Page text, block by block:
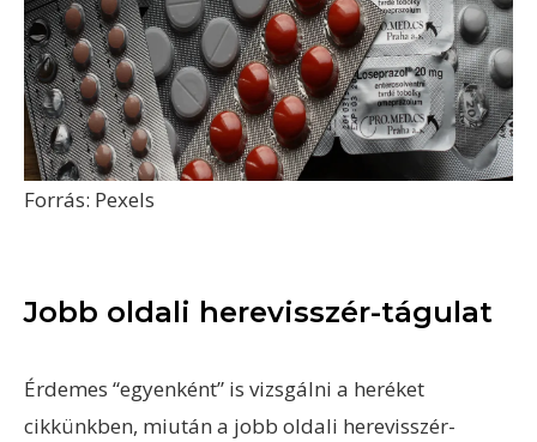
Forrás: Pexels
Jobb oldali herevisszér-tágulat
Érdemes “egyenként” is vizsgálni a heréket
cikkünkben, miután a jobb oldali herevisszér-